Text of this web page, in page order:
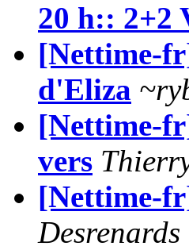
20 h:: 2+2
[Nettime-
d'Eliza
[Nettime-
vers
[Nettime-
Desrenards